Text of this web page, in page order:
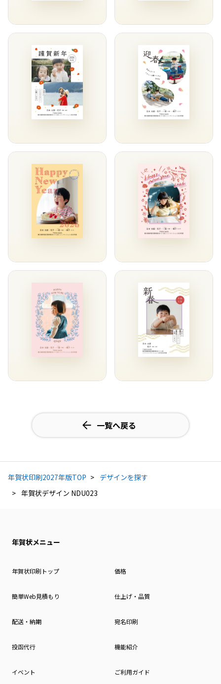
一覧へ戻る
年賀状印刷2027年版TOP
デザインを探す
年賀状デザイン NDU023
年賀状メニュー
年賀状印刷トップ 価格
簡単Web見積もり 仕上げ・品質
配送・納期 宛名印刷
投函代行 機能紹介
イベント ご利用ガイド